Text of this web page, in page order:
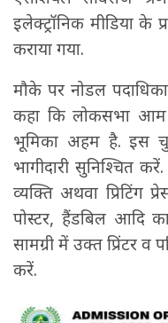
इलेक्ट्रॉनिक मीडिया के
कराया गया.
मौके पर नोडल
कहा कि लोकसभा आम
भूमिका अहम है. इस
भागीदारी सुनिश्चित
व्यक्ति अथवा प्रिटिंग
पोस्टर, हैंडबिल आदि
सामग्री में उक्त प्रिंटर
करें.